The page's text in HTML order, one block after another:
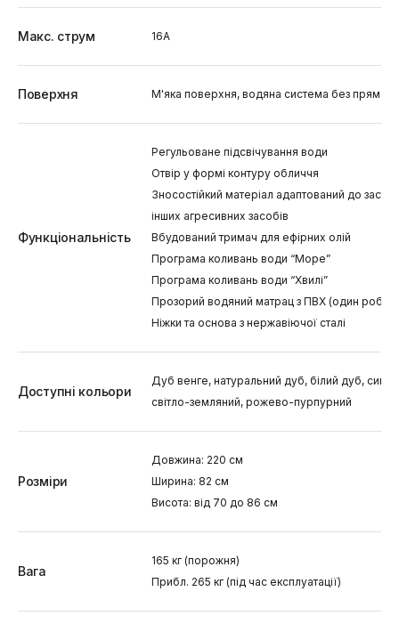
Макс. струм 16A
Поверхня М'яка поверхня, водяна система без
Функціональність
Регульоване підсвічування води
Отвір у формі контуру обличчя
Зносостійкий матеріал адаптований до
інших агресивних засобів
Вбудований тримач для ефірних олій
Програма коливань води “Море”
Програма коливань води “Хвилі”
Прозорий водяний матрац з ПВХ (один
Ніжки та основа з нержавіючої сталі
Доступні кольори
Дуб венге, натуральний дуб, білий дуб, синій
світло-земляний, рожево-пурпурний
Розміри
Довжина: 220 см
Ширина: 82 см
Висота: від 70 до 86 см
Вага
165 кг (порожня)
Прибл. 265 кг (під час експлуатації)